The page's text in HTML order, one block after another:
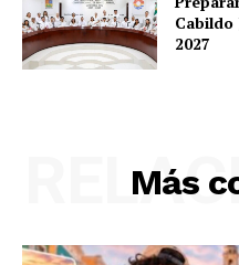
Cabildo
2027
Más